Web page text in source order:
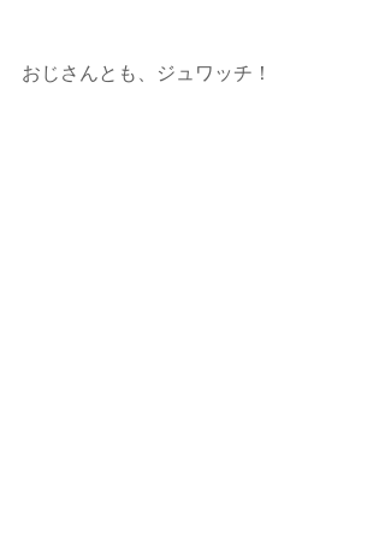
おじさんとも、ジュワッチ！